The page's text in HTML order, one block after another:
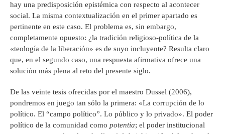
hay una predisposición epistémica con respecto al acontecer
social. La misma contextualización en el primer apartado es
pertinente en este caso. El problema es, sin embargo,
completamente opuesto: ¿la tradición religioso-política de la
«teología de la liberación» es de suyo incluyente? Resulta claro
que, en el segundo caso, una respuesta afirmativa ofrece una
solución más plena al reto del presente siglo.
De las veinte tesis ofrecidas por el maestro Dussel (2006),
pondremos en juego tan sólo la primera: «La corrupción de lo
político. El “campo político”. Lo público y lo privado». El poder
político de la comunidad como potentia; el poder institucional